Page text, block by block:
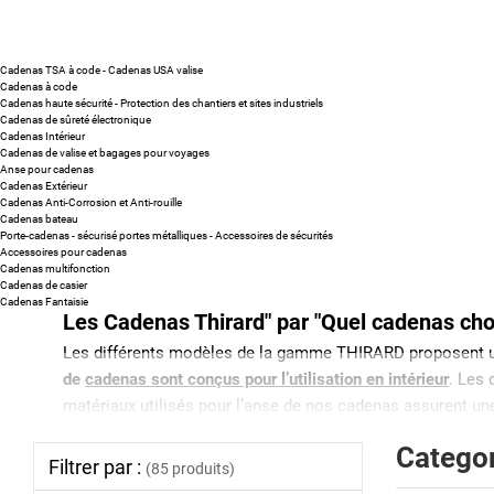
Cadenas TSA à code - Cadenas USA valise
Cadenas à code
Cadenas haute sécurité - Protection des chantiers et sites industriels
Cadenas de sûreté électronique
Cadenas Intérieur
Cadenas de valise et bagages pour voyages
Anse pour cadenas
Cadenas Extérieur
Cadenas Anti-Corrosion et Anti-rouille
Cadenas bateau
Porte-cadenas - sécurisé portes métalliques - Accessoires de sécurités
Accessoires pour cadenas
Cadenas multifonction
Cadenas de casier
Cadenas Fantaisie
Les Cadenas Thirard" par "Quel cadenas
Les différents modèles de la gamme THIRARD proposent
de cadenas sont conçus pour l’utilisation en intérieur. Les
matériaux utilisés pour l’anse de nos cadenas assurent
Sur certains modèles de cadenas cette dernière sera
Filtrer par : (85 produits)